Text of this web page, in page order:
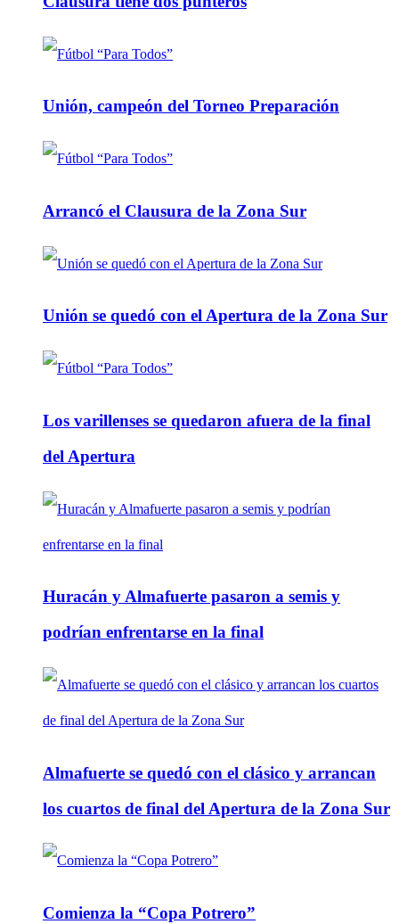
Unión, campeón del Torneo Preparación
Arrancó el Clausura de la Zona Sur
Unión se quedó con el Apertura de la Zona Sur
Los varillenses se quedaron afuera de la final
del Apertura
Huracán y Almafuerte pasaron a semis y
podrían enfrentarse en la final
Almafuerte se quedó con el clásico y arrancan
los cuartos de final del Apertura de la Zona Sur
Comienza la “Copa Potrero”